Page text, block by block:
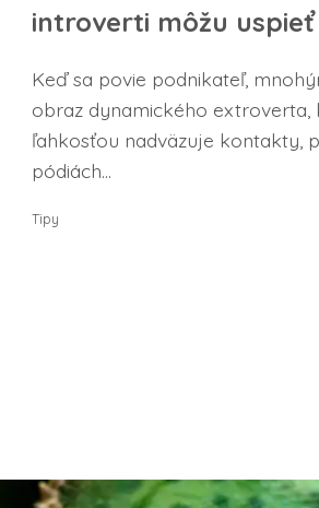
introverti môžu
Keď sa povie podnikateľ,
obraz dynamického extroverta,
ľahkosťou nadväzuje kontakty,
pódiách...
Tipy